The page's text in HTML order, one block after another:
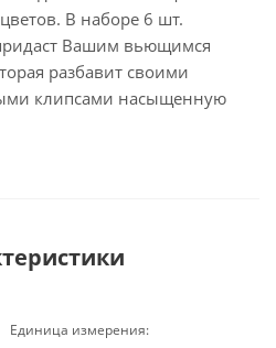
В наборе 6 шт.
Вашим вьющимся
разбавит своими
клипсами насыщенную
Единица измерения: